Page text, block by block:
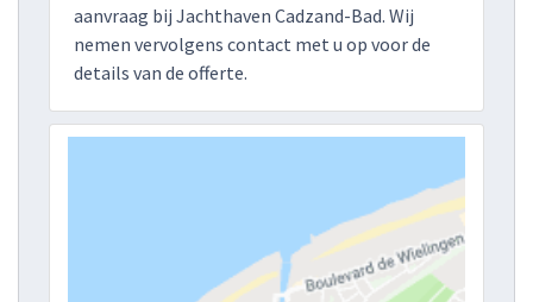
aanvraag bij Jachthaven Cadzand-Bad. Wij
nemen vervolgens contact met u op voor de
details van de offerte.